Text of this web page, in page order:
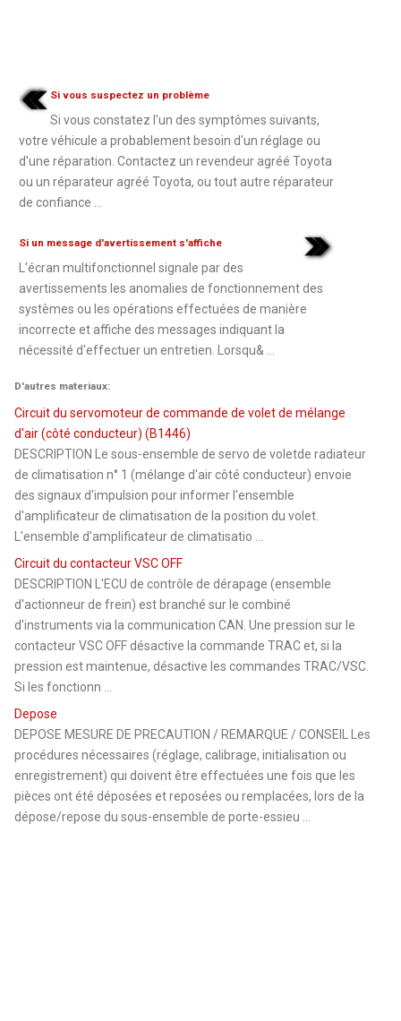
Si vous suspectez un problème
Si vous constatez l'un des symptômes suivants,
votre véhicule a probablement besoin d'un réglage ou
d'une réparation. Contactez un revendeur agréé Toyota
ou un réparateur agréé Toyota, ou tout autre réparateur
de confiance ...
Si un message d'avertissement s'affiche
L'écran multifonctionnel signale par des
avertissements les anomalies de fonctionnement des
systèmes ou les opérations effectuées de manière
incorrecte et affiche des messages indiquant la
nécessité d'effectuer un entretien. Lorsqu& ...
D'autres materiaux:
Circuit du servomoteur de commande de volet de mélange
d'air (côté conducteur) (B1446)
DESCRIPTION Le sous-ensemble de servo de voletde radiateur
de climatisation n° 1 (mélange d'air côté conducteur) envoie
des signaux d'impulsion pour informer l'ensemble
d'amplificateur de climatisation de la position du volet.
L'ensemble d'amplificateur de climatisatio ...
Circuit du contacteur VSC OFF
DESCRIPTION L'ECU de contrôle de dérapage (ensemble
d'actionneur de frein) est branché sur le combiné
d'instruments via la communication CAN. Une pression sur le
contacteur VSC OFF désactive la commande TRAC et, si la
pression est maintenue, désactive les commandes TRAC/VSC.
Si les fonctionn ...
Depose
DEPOSE MESURE DE PRECAUTION / REMARQUE / CONSEIL Les
procédures nécessaires (réglage, calibrage, initialisation ou
enregistrement) qui doivent être effectuées une fois que les
pièces ont été déposées et reposées ou remplacées, lors de la
dépose/repose du sous-ensemble de porte-essieu ...